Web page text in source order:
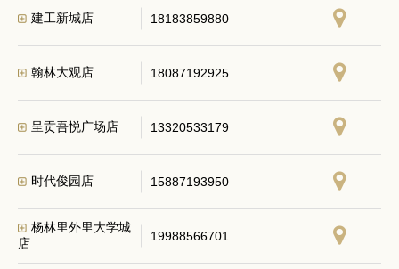
建工新城店 18183859880
翰林大观店 18087192925
呈贡吾悦广场店 13320533179
时代俊园店 15887193950
杨林里外里大学城
店
19988566701